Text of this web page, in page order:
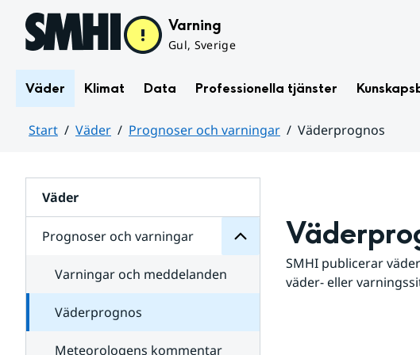
Hoppa till sidans innehåll Varning
Gul, Sverige
Väder Klimat Data Professionella tjänster
Start Väder Prognoser och varningar
Väderprognos
Väder
Prognoser och varningar
för
varningar
Varningar och meddelanden
Väderprognos
Meteorologens kommentar
SMHI publicerar
väder- eller